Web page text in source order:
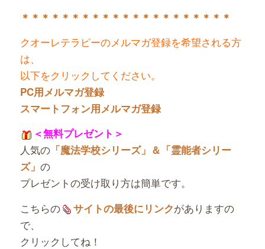
＊＊＊＊＊＊＊＊＊＊＊＊＊＊＊＊＊＊＊＊＊
クオーレテラピーのメルマガ登録を希望される方
は、
以下をクリックしてください。
PC用メルマガ登録
スマートフォン用メルマガ登録
＜無料プレゼント＞
人気の「魔法学校シリーズ」＆「霊能者シリー
ズ」 の
プレゼントの受け取り方は簡単です。
こちらの
サイトの最後にリンクがありますの
で、
クリックしてね！